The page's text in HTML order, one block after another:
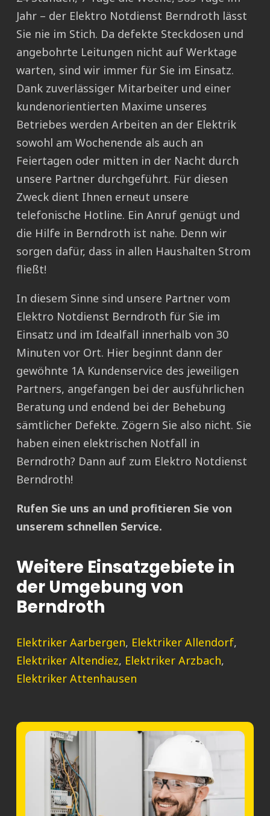
Jahr – der Elektro Notdienst Berndroth lässt
Sie nie im Stich. Da defekte Steckdosen und
angebohrte Leitungen nicht auf Werktage
warten, sind wir immer für Sie im Einsatz.
Dank zuverlässiger Mitarbeiter und einer
kundenorientierten Maxime unseres
Betriebes werden Arbeiten an der Elektrik
sowohl am Wochenende als auch an
Feiertagen oder mitten in der Nacht durch
unsere Partner durchgeführt. Für diesen
Zweck dient Ihnen erneut unsere
telefonische Hotline. Ein Anruf genügt und
die Hilfe in Berndroth ist nahe. Denn wir
sorgen dafür, dass in allen Haushalten Strom
fließt!
In diesem Sinne sind unsere Partner vom
Elektro Notdienst Berndroth für Sie im
Einsatz und im Idealfall innerhalb von 30
Minuten vor Ort. Hier beginnt dann der
gewöhnte 1A Kundenservice des jeweiligen
Partners, angefangen bei der ausführlichen
Beratung und endend bei der Behebung
sämtlicher Defekte. Zögern Sie also nicht. Sie
haben einen elektrischen Notfall in
Berndroth? Dann auf zum Elektro Notdienst
Berndroth!
Rufen Sie uns an und profitieren Sie von
unserem schnellen Service.
Weitere Einsatzgebiete in
der Umgebung von
Berndroth
Elektriker Aarbergen, Elektriker Allendorf,
Elektriker Altendiez, Elektriker Arzbach,
Elektriker Attenhausen